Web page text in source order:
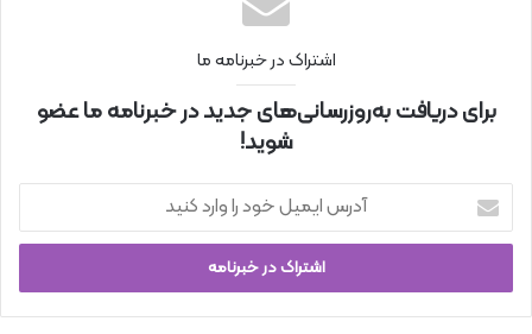
اشتراک در خبرنامه ما
برای دریافت به‌روزرسانی‌های جدید در خبرنامه ما عضو
شوید!
ر
ا
ی